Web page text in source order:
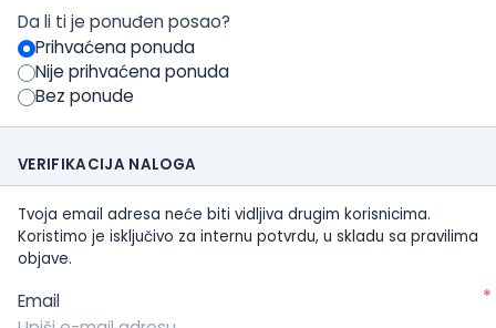
Da li ti je ponuđen posao?
Prihvaćena ponuda
Nije prihvaćena ponuda
Bez ponude
VERIFIKACIJA NALOGA
Tvoja email adresa neće biti vidljiva drugim korisnicima.
Koristimo je isključivo za internu potvrdu, u skladu sa pravilima
objave.
Email *